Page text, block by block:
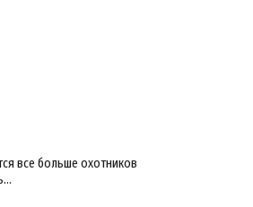
все больше охотников